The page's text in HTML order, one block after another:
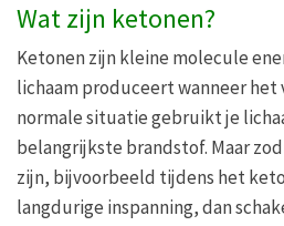
Wat zijn ketonen?
Ketonen zijn kleine molecule
lichaam produceert wanneer
normale situatie gebruikt je
belangrijkste brandstof. Maar
zijn, bijvoorbeeld tijdens het
langdurige inspanning, dan